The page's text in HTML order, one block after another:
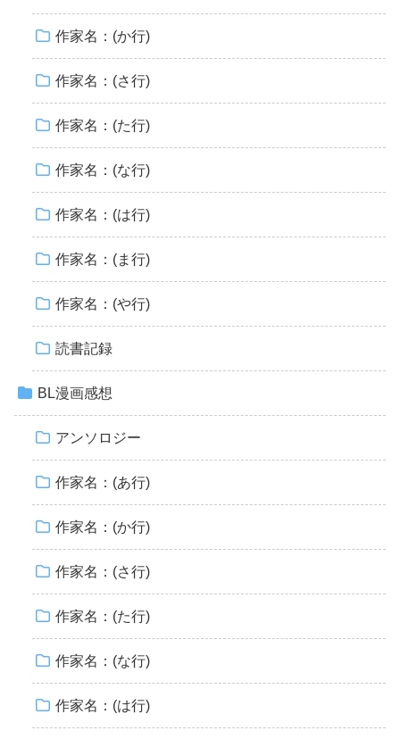
作家名：(か行)
作家名：(さ行)
作家名：(た行)
作家名：(な行)
作家名：(は行)
作家名：(ま行)
作家名：(や行)
読書記録
BL漫画感想
アンソロジー
作家名：(あ行)
作家名：(か行)
作家名：(さ行)
作家名：(た行)
作家名：(な行)
作家名：(は行)